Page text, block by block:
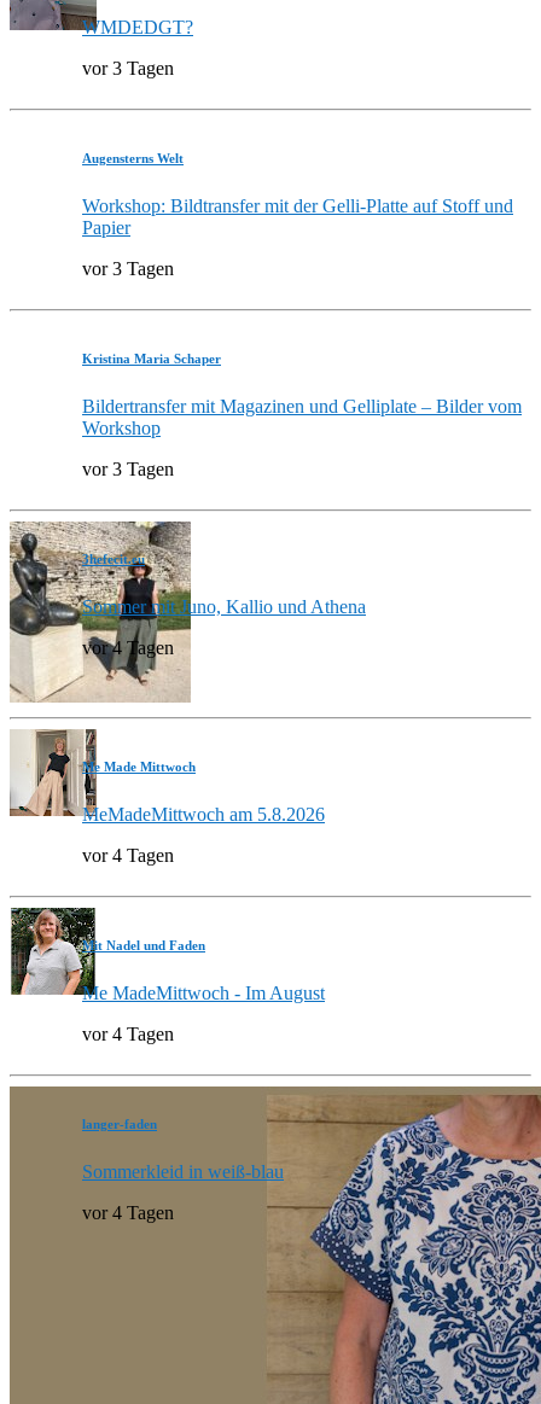
WMDEDGT?
vor 3 Tagen
Augensterns Welt
Workshop: Bildtransfer mit der Gelli-Platte auf Stoff und
Papier
vor 3 Tagen
Kristina Maria Schaper
Bildertransfer mit Magazinen und Gelliplate – Bilder vom
Workshop
vor 3 Tagen
3hefecit.eu
Sommer mit Juno, Kallio und Athena
vor 4 Tagen
Me Made Mittwoch
MeMadeMittwoch am 5.8.2026
vor 4 Tagen
Mit Nadel und Faden
Me MadeMittwoch - Im August
vor 4 Tagen
langer-faden
Sommerkleid in weiß-blau
vor 4 Tagen